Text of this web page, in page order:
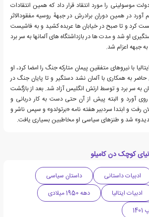
موسولینی را مورد انتقاد قرار داد که همین انتقادات
آورد در همین دوران برادرش در جبههٔ روسیه مفقودالاثر
کرد و تا صبح در خیابان ها عربده کشید و به فاشیست
او شد و مدت ها در بازداشتگاه های آلمانها به سر برد
جبهه اعزام شد.
که ایتالیا با نیروهای متفقین پیمان متارکه جنگ را امضا کرد، او
به همکاری با آلمان نشد دستگیر و تا پایان جنگ در
به سر برد و توسط ارتش انگلیس آزاد شد. بعد از بازگشت
روی آورد و البته پیش از آن حتی دست به کار دربانی و
رفت و ابتدا سردبیر هفته نامه «برتولدو» و سپس ناشر و
شد و طنزهای سیاسی او مخاطبین بسیاری یافت.
کوچک دن کامیلو
ادبیات داستانی
داستان سیاسی
ادبیات ایتالیا
دهه 1950 میلادی